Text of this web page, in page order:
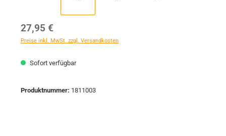
Regulärer Preis:
27,95 €
Preise inkl. MwSt. zzgl. Versandkosten
Sofort verfügbar
Produktnummer: 1811003